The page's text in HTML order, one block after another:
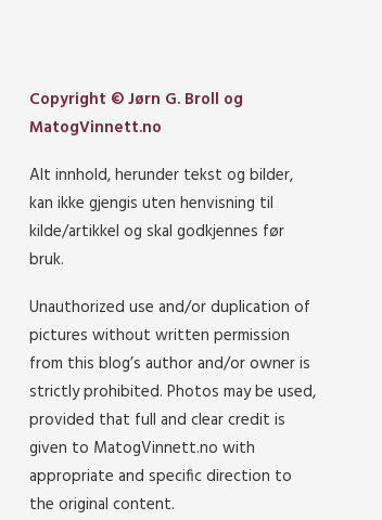
Copyright © Jørn G. Broll og
MatogVinnett.no
Alt innhold, herunder tekst og bilder,
kan ikke gjengis uten henvisning til
kilde/artikkel og skal godkjennes før
bruk.
Unauthorized use and/or duplication of
pictures without written permission
from this blog’s author and/or owner is
strictly prohibited. Photos may be used,
provided that full and clear credit is
given to MatogVinnett.no with
appropriate and specific direction to
the original content.